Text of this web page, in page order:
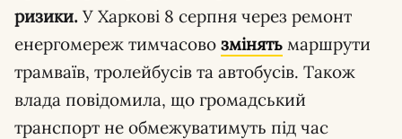
ризики. У Харкові 8 серпня через ремонт
енергомереж тимчасово змінять маршрути
трамваїв, тролейбусів та автобусів. Також
влада повідомила, що громадський
транспорт не обмежуватимуть під час